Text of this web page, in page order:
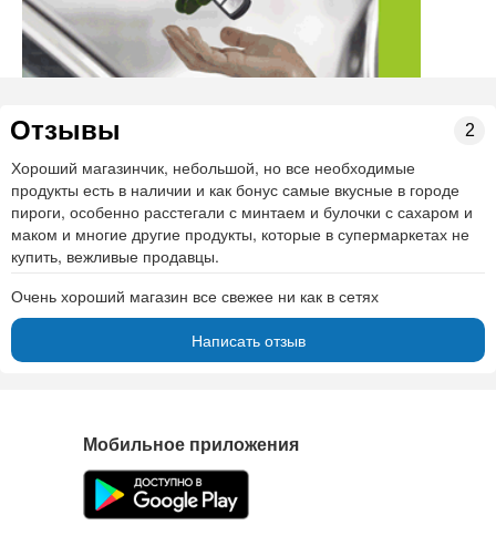
Отзывы 2
Хороший магазинчик, небольшой, но все необходимые
продукты есть в наличии и как бонус самые вкусные в городе
пироги, особенно расстегали с минтаем и булочки с сахаром и
маком и многие другие продукты, которые в супермаркетах не
купить, вежливые продавцы.
Очень хороший магазин все свежее ни как в сетях
Написать отзыв
Мобильное приложения